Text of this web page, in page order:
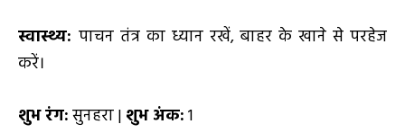
स्वास्थ्य: पाचन तंत्र का ध्यान रखें, बाहर के खाने से परहेज
करें।
शुभ रंग:सुनहरा | शुभ अंक:1